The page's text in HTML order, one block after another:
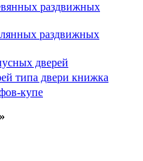
раздвижных
раздвижных
дверей
типа двери книжка
купе